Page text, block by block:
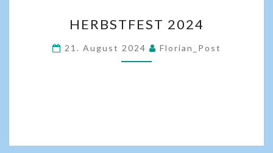
HERBSTFEST 2024
21. August 2024 Florian_Post